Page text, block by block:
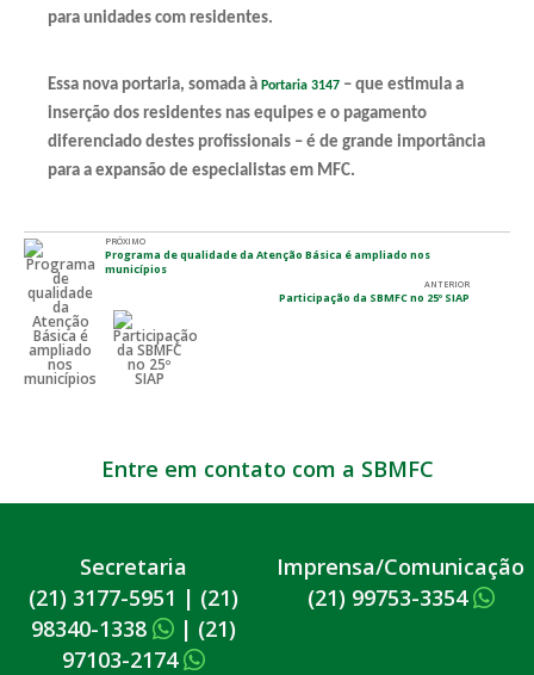
para unidades com residentes.
Essa nova portaria, somada àPortaria 3147 – que estimula a
inserção dos residentes nas equipes e o pagamento
diferenciado destes profissionais – é de grande importância
para a expansão de especialistas em MFC.
PRÓXIMO
Programa de qualidade da Atenção Básica é ampliado nos
municípios
ANTERIOR
Participação da SBMFC no 25º SIAP
Entre em contato com a SBMFC
Secretaria
(21) 3177-5951 | (21)
98340-1338
| (21)
97103-2174
Imprensa/Comunicação
(21) 99753-3354